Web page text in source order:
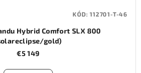
Hybrid Comfort SLX 800
gold)
€5 149
KÓD:112701-T-46